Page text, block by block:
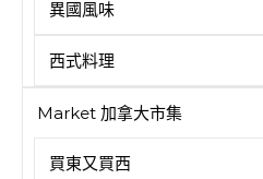
異國風味
西式料理
Market 加拿大市集
買東又買西